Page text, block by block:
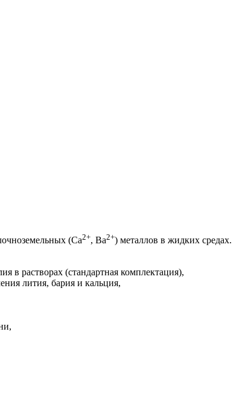
(Ca2+, Ba2+) металлов в жидких средах.
в растворах (стандартная комплектация),
лития, бария и кальция,